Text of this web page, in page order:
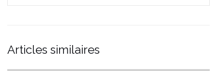
Articles similaires